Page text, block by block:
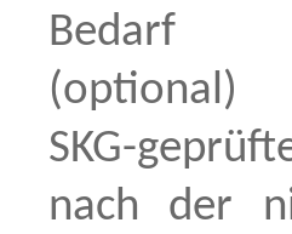
Bedarf
(optional)
SKG-
nach der